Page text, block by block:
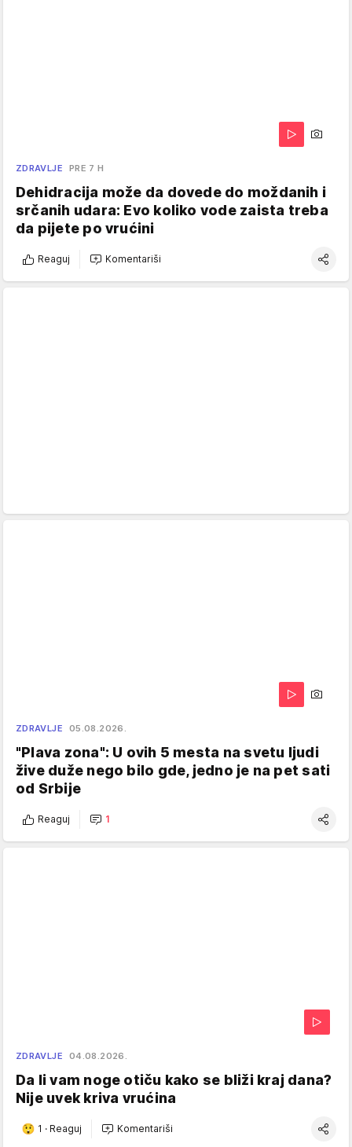
ZDRAVLJE PRE 7 H
Dehidracija može da dovede do moždanih i
srčanih udara: Evo koliko vode zaista treba
da pijete po vrućini
Reaguj Komentariši
ZDRAVLJE 05.08.2026.
"Plava zona": U ovih 5 mesta na svetu ljudi
žive duže nego bilo gde, jedno je na pet sati
od Srbije
Reaguj 1
ZDRAVLJE 04.08.2026.
Da li vam noge otiču kako se bliži kraj dana?
Nije uvek kriva vrućina
1 · Reaguj Komentariši